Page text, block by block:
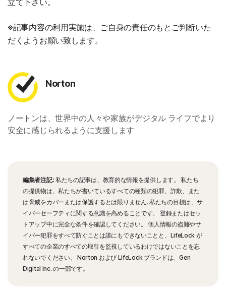
立て下さい。
※記事内容の利用実施は、ご自身の責任のもとご判断いた
だくようお願い致します。
Norton
ノートンは、世界中の人々や家族がデジタル ライフでより
安全に感じられるように支援します
編集者注記: 私たちの記事は、教育的な情報を提供します。 私たち
の提供物は、私たちが書いているすべての種類の犯罪、詐欺、また
は脅威をカバーまたは保護するとは限りません. 私たちの目標は、サ
イバーセーフティに関する意識を高めることです。 登録またはセッ
トアップ中に完全な条件を確認してください。 個人情報の盗難やサ
イバー犯罪をすべて防ぐことは誰にもできないことと、LifeLock が
すべての企業のすべての取引を監視しているわけではないことを忘
れないでください。 Norton および LifeLock ブランドは、Gen
Digital Inc. の一部です。